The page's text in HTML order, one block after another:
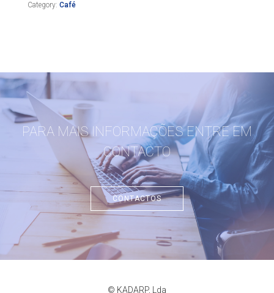
Category: Café
PARA MAIS INFORMAÇÕES ENTRE EM
CONTACTO
CONTACTOS
© KADARP, Lda